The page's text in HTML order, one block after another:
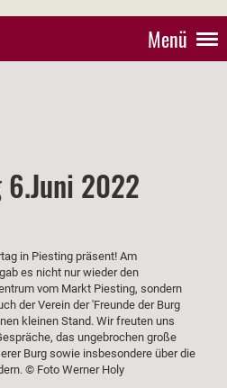
Menü
2022
in Piesting präsent! Am
es nicht nur wieder den
vom Markt Piesting, sondern
der Verein der 'Freunde der Burg
kleinen Stand. Wir freuten uns
das ungebrochen große
Burg sowie insbesondere über die
© Foto Werner Holy